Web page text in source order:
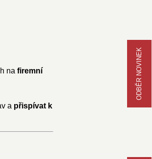
ODBĚR NOVINEK
na firemní
a přispívat k